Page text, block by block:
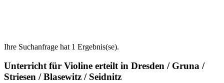
Ihre Suchanfrage hat 1 Ergebnis(se).
Unterricht für Violine erteilt in Dresden / Gruna /
Striesen / Blasewitz / Seidnitz